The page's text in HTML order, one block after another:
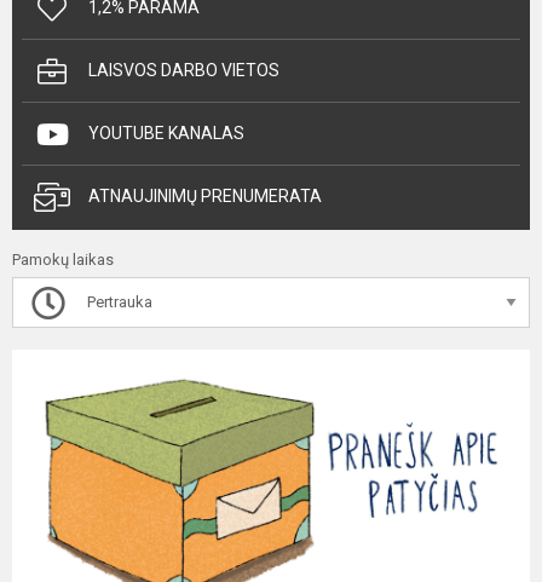
1,2% PARAMA
LAISVOS DARBO VIETOS
YOUTUBE KANALAS
ATNAUJINIMŲ PRENUMERATA
Pamokų laikas
Pertrauka